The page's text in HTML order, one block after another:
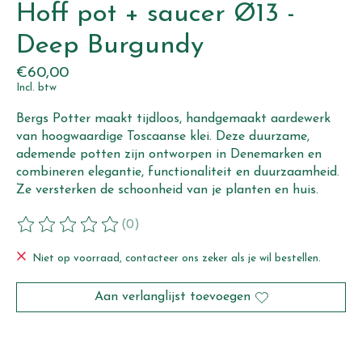
Hoff pot + saucer Ø13 -
Deep Burgundy
€60,00
Incl. btw
Bergs Potter maakt tijdloos, handgemaakt aardewerk
van hoogwaardige Toscaanse klei. Deze duurzame,
ademende potten zijn ontworpen in Denemarken en
combineren elegantie, functionaliteit en duurzaamheid.
Ze versterken de schoonheid van je planten en huis.
De beoordeling van dit product is
(0)
Niet op voorraad, contacteer ons zeker als je wil bestellen.
Aan verlanglijst toevoegen